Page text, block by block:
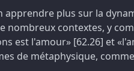
apprendre plus sur la
nombreux contextes, y
est l'amour» [62.26] et
de métaphysique,